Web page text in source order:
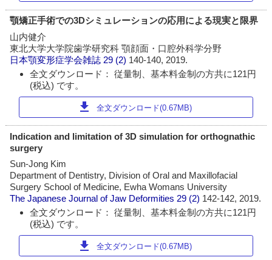
顎矯正手術での3Dシミュレーションの応用による現実と限界
山内健介
東北大学大学院歯学研究科 顎顔面・口腔外科学分野
日本顎変形症学会雑誌 29 (2) 140-140, 2019.
全文ダウンロード： 従量制、基本料金制の方共に121円
(税込) です。
download 全文ダウンロード(0.67MB)
Indication and limitation of 3D simulation for orthognathic
surgery
Sun-Jong Kim
Department of Dentistry, Division of Oral and Maxillofacial
Surgery School of Medicine, Ewha Womans University
The Japanese Journal of Jaw Deformities 29 (2) 142-142, 2019.
全文ダウンロード： 従量制、基本料金制の方共に121円
(税込) です。
download 全文ダウンロード(0.67MB)